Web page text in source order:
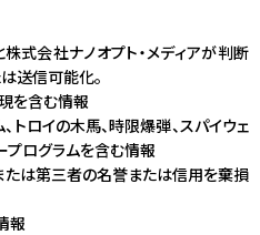
式会社ナノオプト・メディアが判断
送信可能化。
を含む情報
トロイの木馬、時限爆弾、スパイウェ
プログラムを含む情報
たは第三者の名誉または信用を棄損
報